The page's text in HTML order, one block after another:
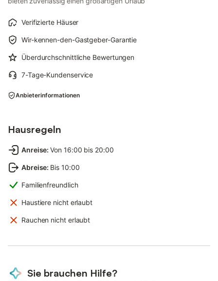
Verifizierte Häuser
Wir-kennen-den-Gastgeber-Garantie
Überdurchschnittliche Bewertungen
7-Tage-Kundenservice
Anbieterinformationen
Hausregeln
Anreise: Von 16:00 bis 20:00
Abreise: Bis 10:00
Familienfreundlich
Haustiere nicht erlaubt
Rauchen nicht erlaubt
Sie brauchen Hilfe?